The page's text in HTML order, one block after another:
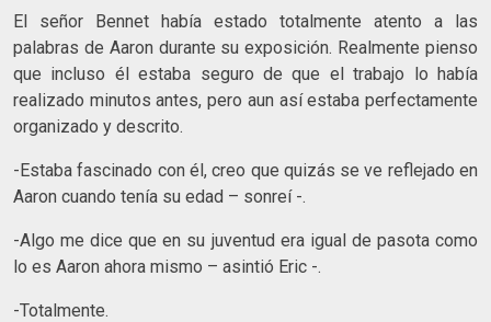
El señor Bennet había estado totalmente atento a las
palabras de Aaron durante su exposición. Realmente pienso
que incluso él estaba seguro de que el trabajo lo había
realizado minutos antes, pero aun así estaba perfectamente
organizado y descrito.
-Estaba fascinado con él, creo que quizás se ve reflejado en
Aaron cuando tenía su edad – sonreí -.
-Algo me dice que en su juventud era igual de pasota como
lo es Aaron ahora mismo – asintió Eric -.
-Totalmente.